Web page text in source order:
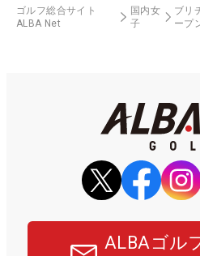
ゴルフ総合サイト
ALBA Net
国内女
子
ブリ
ープ
ALBAゴル